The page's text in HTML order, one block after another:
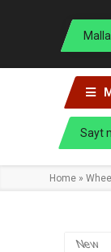
Sayt
Home »
New